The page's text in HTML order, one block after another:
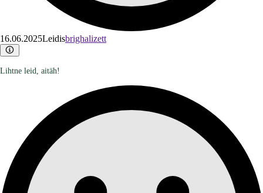
16.06.2025Leidisbrighalizett
Lihtne leid, aitäh!